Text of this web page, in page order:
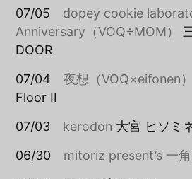
07/05 dopey cookie
Anniversary（VOQ÷MOM）
DOOR
07/04夜想（VOQ×eifonen）
Floor II
07/03 kerodon 大宮 ヒソミ
06/30 mitoriz present’s 一角